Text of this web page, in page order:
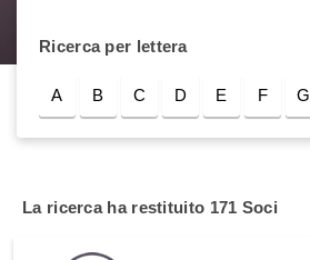
Ricerca per lettera
A B C D E F G
La ricerca ha restituito 171 Soci